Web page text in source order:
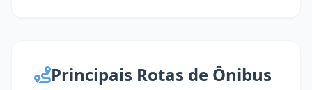
Principais Rotas de Ônibus